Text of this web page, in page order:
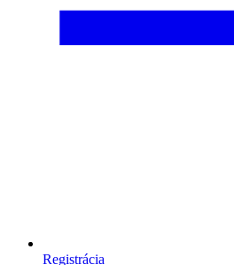
Registrácia